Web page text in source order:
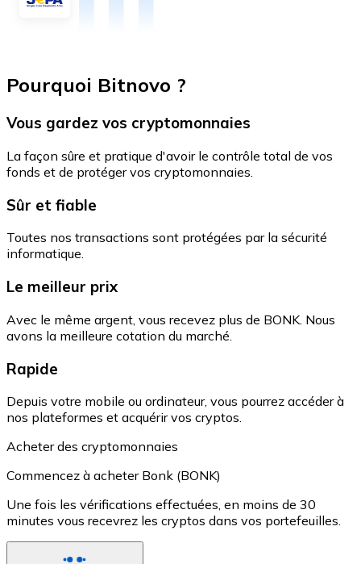
Pourquoi Bitnovo ?
Vous gardez vos cryptomonnaies
La façon sûre et pratique d'avoir le contrôle total de vos
fonds et de protéger vos cryptomonnaies.
Sûr et fiable
Toutes nos transactions sont protégées par la sécurité
informatique.
Le meilleur prix
Avec le même argent, vous recevez plus de BONK. Nous
avons la meilleure cotation du marché.
Rapide
Depuis votre mobile ou ordinateur, vous pourrez accéder à
nos plateformes et acquérir vos cryptos.
Acheter des cryptomonnaies
Commencez à acheter Bonk (BONK)
Une fois les vérifications effectuées, en moins de 30
minutes vous recevrez les cryptos dans vos portefeuilles.